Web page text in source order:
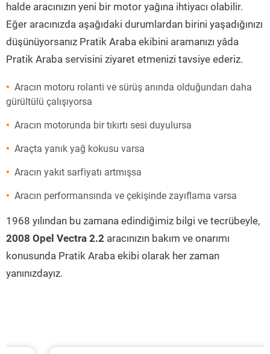
halde aracınızın yeni bir motor yağına ihtiyacı olabilir.
Eğer aracınızda aşağıdaki durumlardan birini yaşadığınızı
düşünüyorsanız Pratik Araba ekibini aramanızı yâda
Pratik Araba servisini ziyaret etmenizi tavsiye ederiz.
Aracın motoru rolanti ve sürüş anında olduğundan daha
gürültülü çalışıyorsa
Aracın motorunda bir tıkırtı sesi duyulursa
Araçta yanık yağ kokusu varsa
Aracın yakıt sarfiyatı artmışsa
Aracın performansında ve çekişinde zayıflama varsa
1968 yılından bu zamana edindiğimiz bilgi ve tecrübeyle,
2008 Opel Vectra 2.2 aracınızın bakım ve onarımı
konusunda Pratik Araba ekibi olarak her zaman
yanınızdayız.